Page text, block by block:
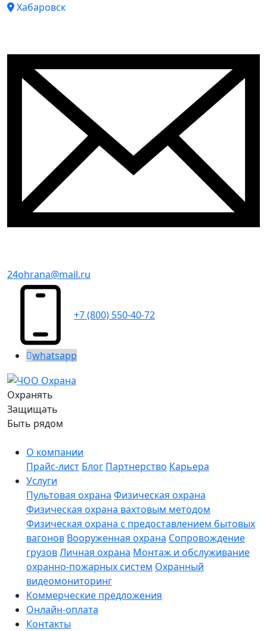
Хабаровск
24ohrana@mail.ru
+7 (800) 550-40-72
whatsapp
Охранять
Защищать
Быть рядом
О компании
Прайс-лист Блог Партнерство Карьера
Услуги
Пультовая охрана Физическая охрана
Физическая охрана вахтовым методом
Физическая охрана с предоставлением бытовых
вагонов Вооруженная охрана Сопровождение
грузовЛичная охрана Монтаж и обслуживание
охранно-пожарных систем Охранный
видеомониторинг
Коммерческие предложения
Онлайн-оплата
Контакты